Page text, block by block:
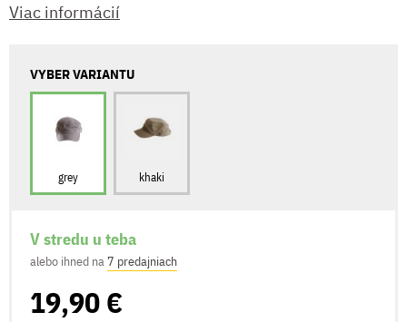
Viac informácií
VYBER VARIANTU
grey khaki
V stredu u teba
alebo ihned na7 predajniach
19,90 €